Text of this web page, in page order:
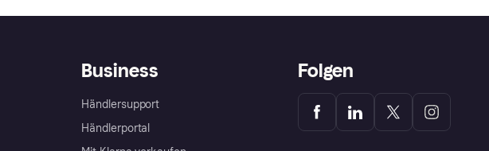
Business
Händlersupport
Händlerportal
Folgen